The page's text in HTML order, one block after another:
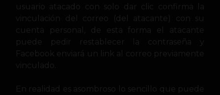
usuario atacado con solo dar clic confirma la
vinculación del correo (del atacante) con su
cuenta personal, de esta forma el atacante
puede pedir restablecer la contraseña y
Facebook enviará un link al correo previamente
vinculado.
En realidad es asombroso lo sencillo que puede